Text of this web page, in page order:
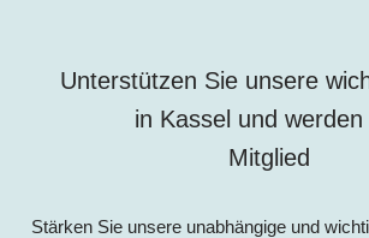
Unterstützen Sie unsere
in Kassel und werden
Mitglied
Stärken Sie unsere unabhängige und